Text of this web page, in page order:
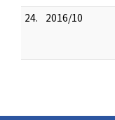
24.
2016/10